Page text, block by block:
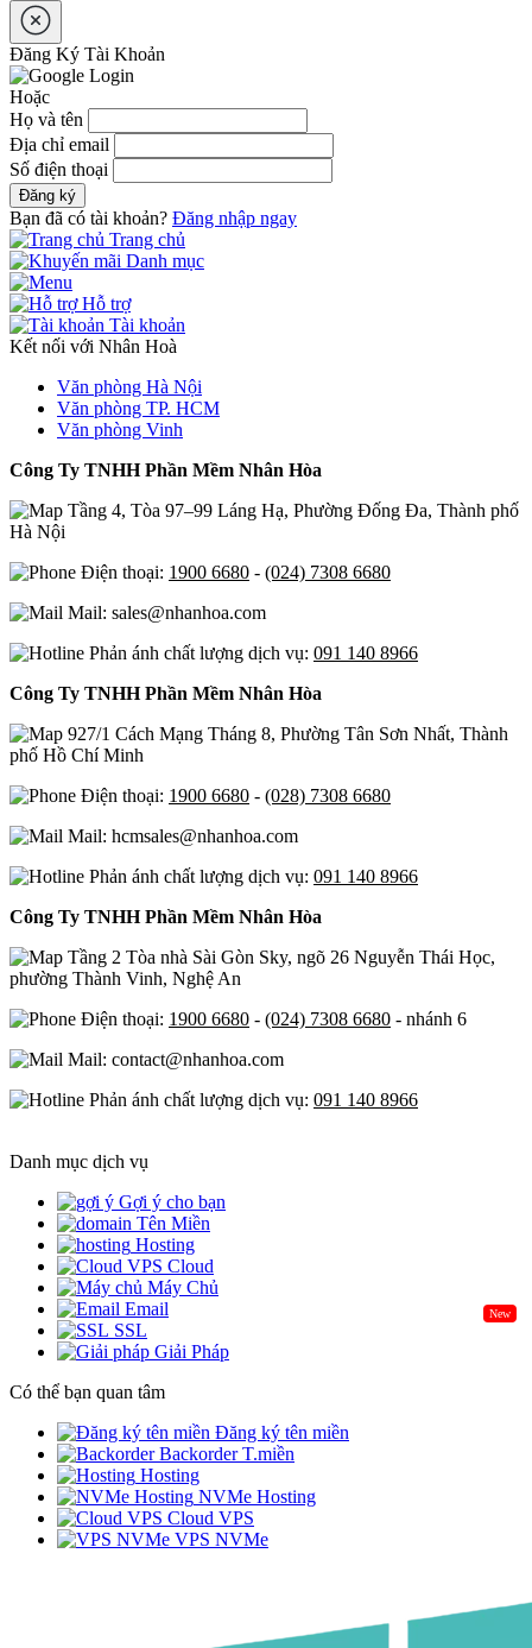
Đăng Ký Tài Khoản
Hoặc
Họ và tên
Địa chỉ email
Số điện thoại
Đăng ký
Bạn đã có tài khoản? Đăng nhập ngay
Trang chủ
Danh mục
Hỗ trợ
Tài khoản
Kết nối với Nhân Hoà
Văn phòng Hà Nội
Văn phòng TP. HCM
Văn phòng Vinh
Công Ty TNHH Phần Mềm Nhân Hòa
Tầng 4, Tòa 97–99 Láng Hạ, Phường Đống Đa, Thành phố
Hà Nội
Điện thoại: 1900 6680 - (024) 7308 6680
Mail: sales@nhanhoa.com
Phản ánh chất lượng dịch vụ: 091 140 8966
Công Ty TNHH Phần Mềm Nhân Hòa
927/1 Cách Mạng Tháng 8, Phường Tân Sơn Nhất, Thành
phố Hồ Chí Minh
Điện thoại: 1900 6680 - (028) 7308 6680
Mail: hcmsales@nhanhoa.com
Phản ánh chất lượng dịch vụ: 091 140 8966
Công Ty TNHH Phần Mềm Nhân Hòa
Tầng 2 Tòa nhà Sài Gòn Sky, ngõ 26 Nguyễn Thái Học,
phường Thành Vinh, Nghệ An
Điện thoại: 1900 6680 - (024) 7308 6680 - nhánh 6
Mail: contact@nhanhoa.com
Phản ánh chất lượng dịch vụ: 091 140 8966
Danh mục dịch vụ
Gợi ý cho bạn
Tên Miền
Hosting
Cloud
Máy Chủ
New
Email
SSL
Giải Pháp
Có thể bạn quan tâm
Đăng ký tên miền
Backorder T.miền
Hosting
NVMe Hosting
Cloud VPS
VPS NVMe